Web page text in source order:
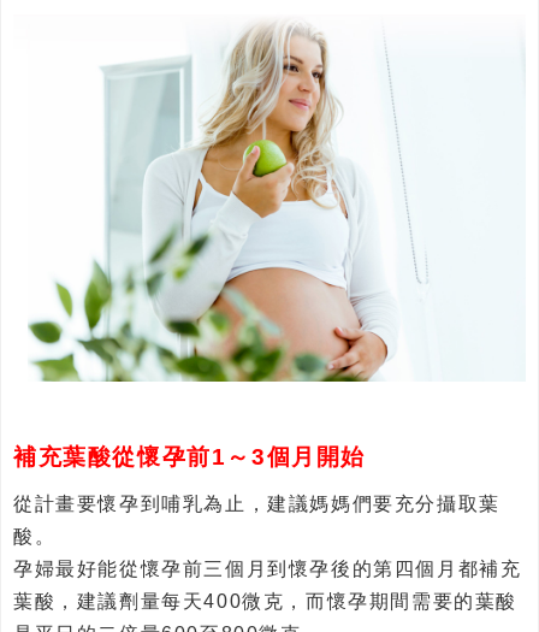
補充葉酸從懷孕前1～3個月開始
從計畫要懷孕到哺乳為止，建議媽媽們要充分攝取葉
酸。
孕婦最好能從懷孕前三個月到懷孕後的第四個月都補充
葉酸，建議劑量每天400微克，而懷孕期間需要的葉酸